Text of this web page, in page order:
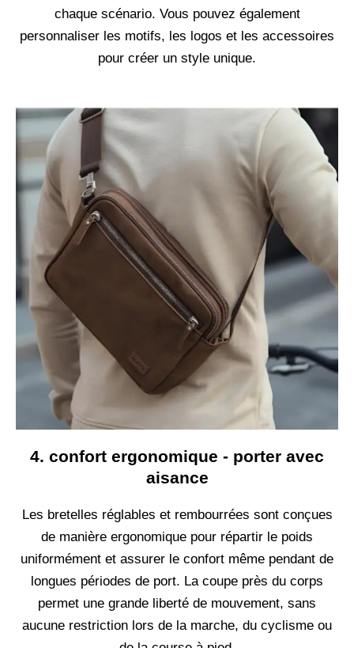
chaque scénario. Vous pouvez également
personnaliser les motifs, les logos et les accessoires
pour créer un style unique.
4. confort ergonomique - porter avec
aisance
Les bretelles réglables et rembourrées sont conçues
de manière ergonomique pour répartir le poids
uniformément et assurer le confort même pendant de
longues périodes de port. La coupe près du corps
permet une grande liberté de mouvement, sans
aucune restriction lors de la marche, du cyclisme ou